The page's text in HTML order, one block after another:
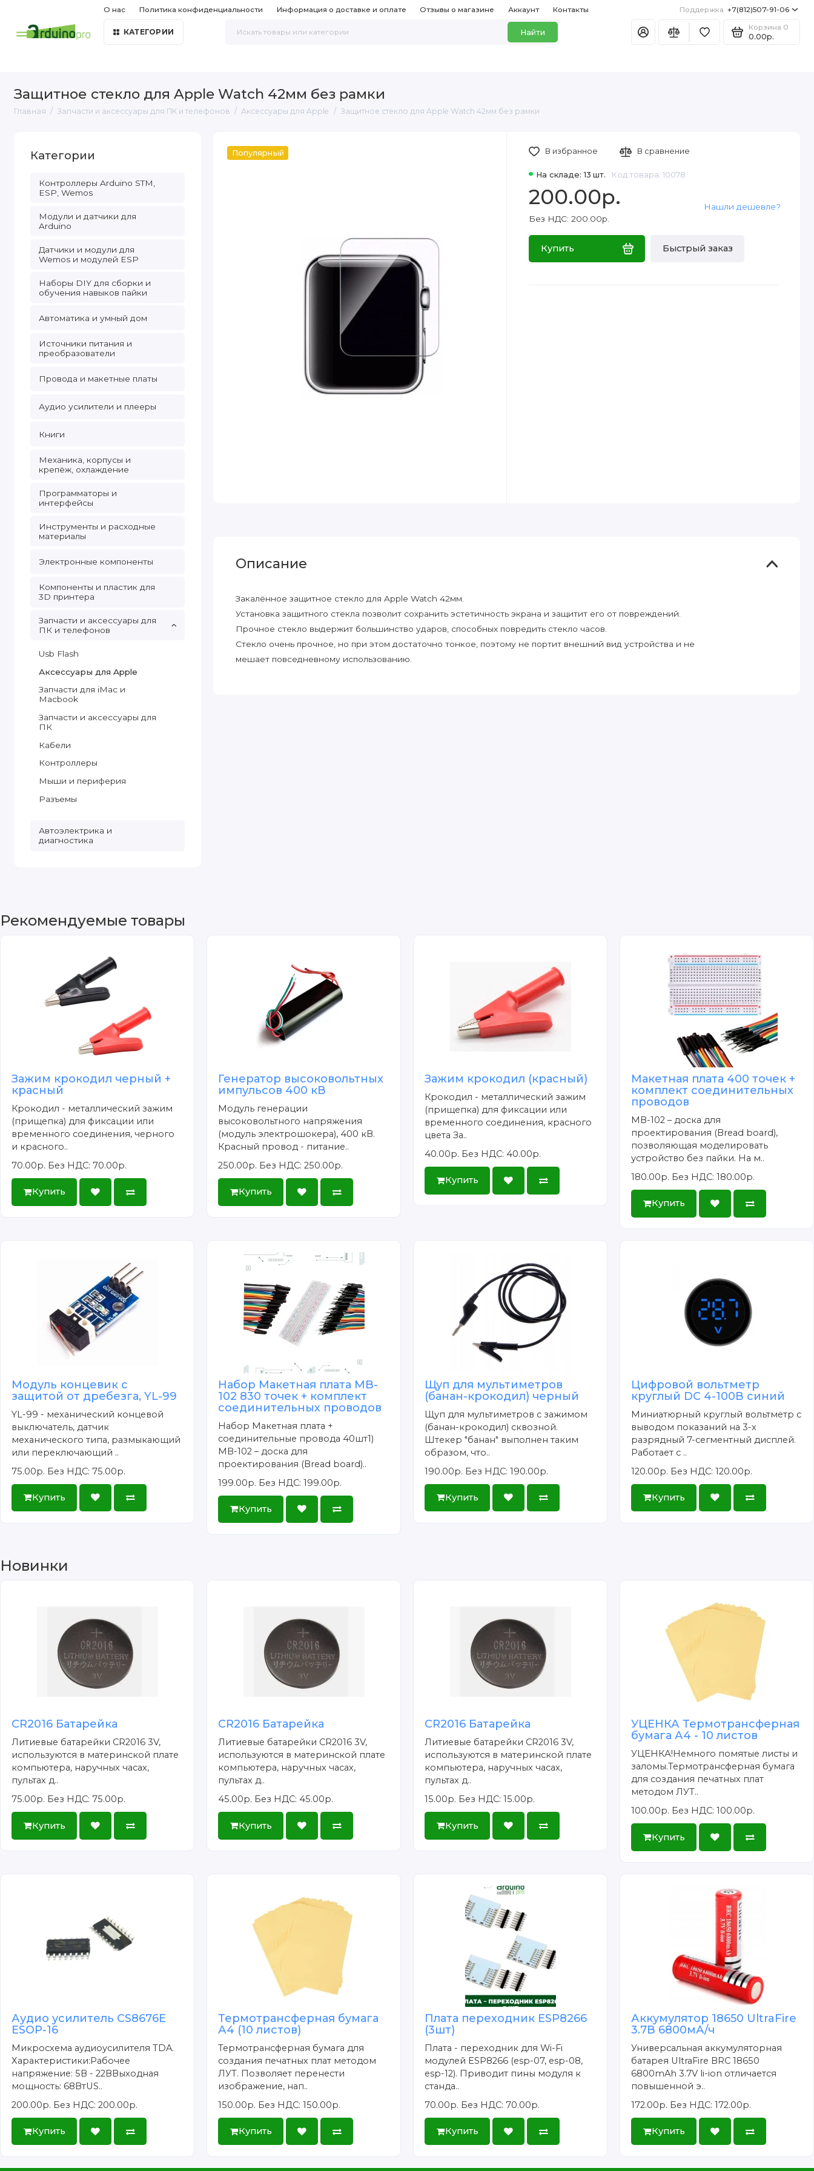
О нас Политика конфиденциальности Информация о доставке и оплате Отзывы о магазине Аккаунт Контакты Поддержка +7(812)507-91-06
КАТЕГОРИИ Найти
Корзина 0
0.00р.
Защитное стекло для Apple Watch 42мм без рамки
Главная Запчасти и аксессуары для ПК и телефонов Аксессуары для Apple Защитное стекло для Apple Watch 42мм без рамки
Категории
Контроллеры Arduino STM,
ESP, Wemos
Модули и датчики для
Arduino
Датчики и модули для
Wemos и модулей ESP
Наборы DIY для сборки и
обучения навыков пайки
Автоматика и умный дом
Источники питания и
преобразователи
Провода и макетные платы
Аудио усилители и плееры
Книги
Механика, корпусы и
крепёж, охлаждение
Программаторы и
интерфейсы
Инструменты и расходные
материалы
Электронные компоненты
Компоненты и пластик для
3D принтера
Запчасти и аксессуары для
ПК и телефонов
Usb Flash
Аксессуары для Apple
Запчасти для iMac и
Macbook
Запчасти и аксессуары для
ПК
Кабели
Контроллеры
Мыши и периферия
Разъемы
Автоэлектрика и
диагностика
Популярный
На складе: 13 шт. Код товара: 10078
200.00р.
Без НДС: 200.00р.
Купить Быстрый заказ
Нашли дешевле?
В избранное В сравнение
Описание
Закалённое защитное стекло для Apple Watch 42мм.
Установка защитного стекла позволит сохранить эстетичность экрана и защитит его от повреждений.
Прочное стекло выдержит большинство ударов, способных повредить стекло часов.
Стекло очень прочное, но при этом достаточно тонкое, поэтому не портит внешний вид устройства и не
мешает повседневному использованию.
Рекомендуемые товары
Зажим крокодил черный +
красный
Крокодил - металлический зажим
(прищепка) для фиксации или
временного соединения, черного
и красного..
70.00р. Без НДС: 70.00р.
Купить
Генератор высоковольтных
импульсов 400 кВ
Модуль генерации
высоковольтного напряжения
(модуль электрошокера), 400 кВ.
Красный провод - питание..
250.00р. Без НДС: 250.00р.
Купить
Зажим крокодил (красный)
Крокодил - металлический зажим
(прищепка) для фиксации или
временного соединения, красного
цвета За..
40.00р. Без НДС: 40.00р.
Купить
Макетная плата 400 точек +
комплект соединительных
проводов
MB-102 – доска для
проектирования (Bread board),
позволяющая моделировать
устройство без пайки. На м..
180.00р. Без НДС: 180.00р.
Купить
Модуль концевик с
защитой от дребезга, YL-99
YL-99 - механический концевой
выключатель, датчик
механического типа, размыкающий
или переключающий ..
75.00р. Без НДС: 75.00р.
Купить
Набор Макетная плата MB-
102 830 точек + комплект
соединительных проводов
Набор Макетная плата +
соединительные провода 40шт1)
MB-102 – доска для
проектирования (Bread board)..
199.00р. Без НДС: 199.00р.
Купить
Щуп для мультиметров
(банан-крокодил) черный
Щуп для мультиметров с зажимом
(банан-крокодил) сквозной.
Штекер "банан" выполнен таким
образом, что..
190.00р. Без НДС: 190.00р.
Купить
Цифровой вольтметр
круглый DC 4-100В синий
Миниатюрный круглый вольтметр с
выводом показаний на 3-х
разрядный 7-сегментный дисплей.
Работает с ..
120.00р. Без НДС: 120.00р.
Купить
Новинки
CR2016 Батарейка
Литиевые батарейки CR2016 3V,
используются в материнской плате
компьютера, наручных часах,
пультах д..
75.00р. Без НДС: 75.00р.
Купить
CR2016 Батарейка
Литиевые батарейки CR2016 3V,
используются в материнской плате
компьютера, наручных часах,
пультах д..
45.00р. Без НДС: 45.00р.
Купить
CR2016 Батарейка
Литиевые батарейки CR2016 3V,
используются в материнской плате
компьютера, наручных часах,
пультах д..
15.00р. Без НДС: 15.00р.
Купить
УЦЕНКА Термотрансферная
бумага А4 - 10 листов
УЦЕНКА!Немного помятые листы и
заломы.Термотрансферная бумага
для создания печатных плат
методом ЛУТ..
100.00р. Без НДС: 100.00р.
Купить
Аудио усилитель CS8676E
ESOP-16
Микросхема аудиоусилителя TDA.
Характеристики:Рабочее
напряжение: 5В - 22ВВыходная
мощность: 68ВтUS..
200.00р. Без НДС: 200.00р.
Купить
Термотрансферная бумага
А4 (10 листов)
Термотрансферная бумага для
создания печатных плат методом
ЛУТ. Позволяет перенести
изображение, нап..
150.00р. Без НДС: 150.00р.
Купить
Плата переходник ESP8266
(3шт)
Плата - переходник для Wi-Fi
модулей ESP8266 (esp-07, esp-08,
esp-12). Приводит пины модуля к
станда..
70.00р. Без НДС: 70.00р.
Купить
Аккумулятор 18650 UltraFire
3.7В 6800мА/ч
Универсальная аккумуляторная
батарея UltraFire BRC 18650
6800mAh 3.7V li-ion отличается
повышенной э..
172.00р. Без НДС: 172.00р.
Купить